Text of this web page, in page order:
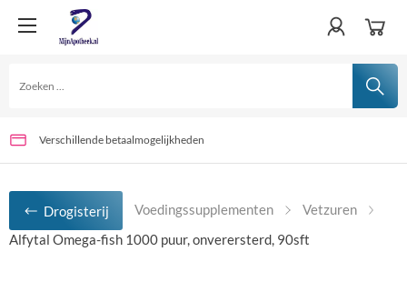
Verschillende betaalmogelijkheden
Voor 15:00 uur besteld, vandaag verwerkt
Altijd netjes verpakt
Drogisterij Voedingssupplementen
Vetzuren
Alfytal Omega-fish 1000 puur, onverersterd, 90sft